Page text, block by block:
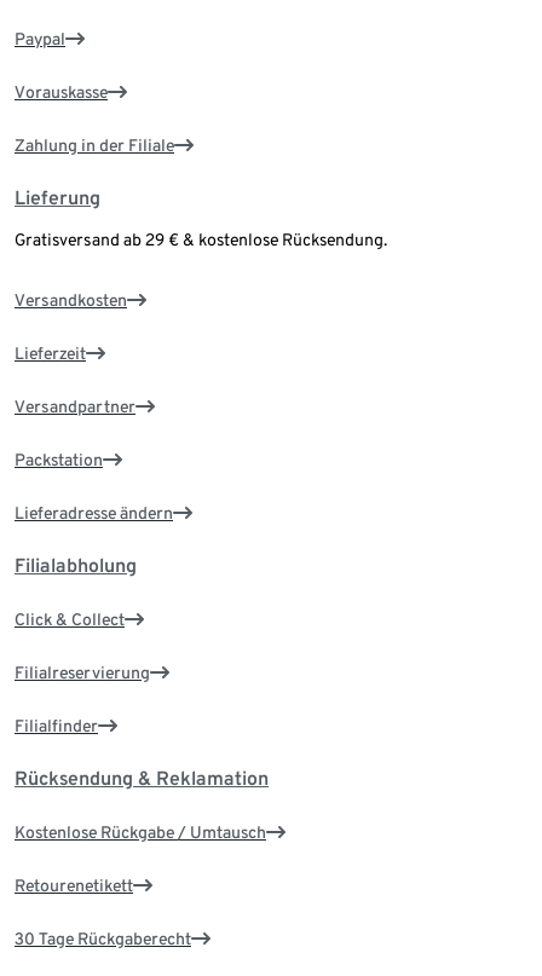
Paypal
Vorauskasse
Zahlung in der Filiale
Lieferung
Gratisversand ab 29 € & kostenlose Rücksendung.
Versandkosten
Lieferzeit
Versandpartner
Packstation
Lieferadresse ändern
Filialabholung
Click & Collect
Filialreservierung
Filialfinder
Rücksendung & Reklamation
Kostenlose Rückgabe / Umtausch
Retourenetikett
30 Tage Rückgaberecht